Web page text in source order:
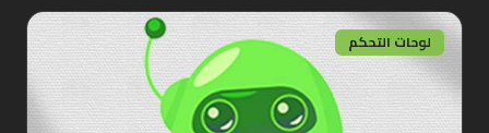
لوحات التحكم